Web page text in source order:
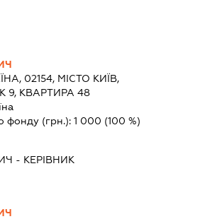
02154, МІСТО КИЇВ,
9, КВАРТИРА 48
фонду (грн.): 1 000 (100 %)
- КЕРІВНИК